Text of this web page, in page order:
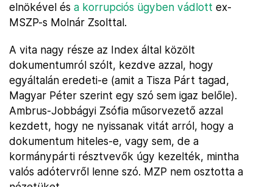
elnökével és a korrupciós ügyben vádlott ex-
MSZP-s Molnár Zsolttal.
A vita nagy része az Index által közölt
dokumentumról szólt, kezdve azzal, hogy
egyáltalán eredeti-e (amit a Tisza Párt tagad,
Magyar Péter szerint egy szó sem igaz belőle).
Ambrus-Jobbágyi Zsófia műsorvezető azzal
kezdett, hogy ne nyissanak vitát arról, hogy a
dokumentum hiteles-e, vagy sem, de a
kormánypárti résztvevők úgy kezelték, mintha
valós adótervről lenne szó. MZP nem osztotta a